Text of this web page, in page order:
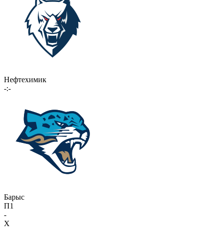
Нефтехимик
-:-
Барыс
П1
-
X